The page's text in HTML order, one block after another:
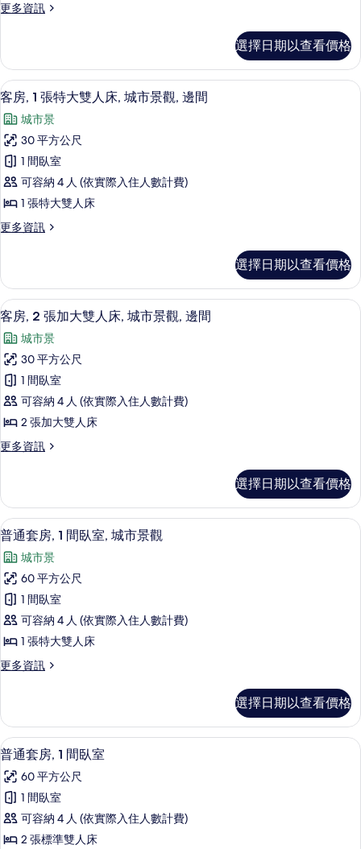
觀
有
相
片
市
詳
情
大
人
床,
城
市
景
觀
的
所
有
更多資訊
更
2
張
加
雙
人
床,
城
市
景
觀
的
選擇日期以查看價格
顯
示
客
房,
張
特
大
人
床,
城
市
景
觀,
邊
間
的
相
片
客房, 1 張特大雙人床, 城市景觀, 邊間
9
客房, 1 張特大雙人床, 城市景觀, 邊間
城市景
30 平方公尺
1 間臥室
可容納 4 人 (依實際入住人數計費)
1 張特大雙人床
更多資訊
更
1
張
特
雙
人
床,
城
市
景
觀,
邊
情
選擇日期以查看價格
顯
示
客
房,
2
張
加
大
人
床,
城
市
景
觀,
邊
間
的
相
片
客房, 2 張加大雙人床, 城市景觀, 邊間
8
客房, 2 張加大雙人床, 城市景觀, 邊間
城市景
30 平方公尺
1 間臥室
可容納 4 人 (依實際入住人數計費)
2 張加大雙人床
更多資訊
更
2
張
加
大
雙
人
床,
城
市
景
觀,
邊
情
選擇日期以查看價格
顯
示
普
通
套
房,
1
間
室,
城
市
景
觀
的
所
普通套房, 1 間臥室, 城市景觀 | 起居
10
普通套房, 1 間臥室, 城市景觀
城市景
60 平方公尺
1 間臥室
可容納 4 人 (依實際入住人數計費)
1 張特大雙人床
更多資訊
更
套
房,
1
間
臥
室,
城
市
景
選擇日期以查看價格
顯
示
普
通
套
47-吋平面電視、有線頻道、電視、
5
普通套房, 1 間臥室
60 平方公尺
1 間臥室
可容納 4 人 (依實際入住人數計費)
2 張標準雙人床